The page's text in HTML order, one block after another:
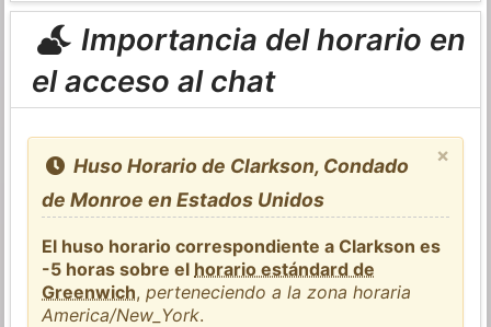
Importancia del horario en
el acceso al chat
×
Huso Horario de Clarkson, Condado
de Monroe en Estados Unidos
El huso horario correspondiente a Clarkson es
-5 horas sobre el horario estándard de
Greenwich,perteneciendo a la zona horaria
America/New_York.